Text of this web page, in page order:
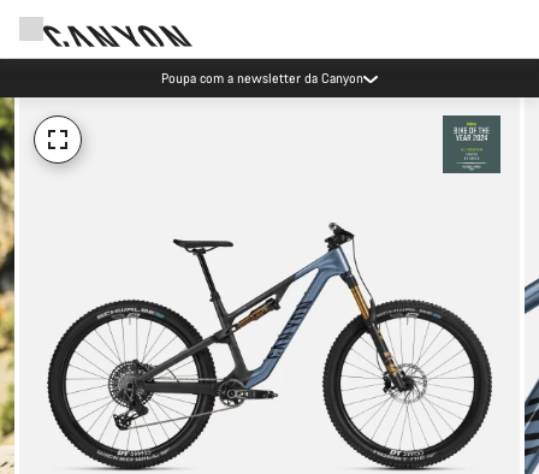
Poupa com a newsletter da Canyon